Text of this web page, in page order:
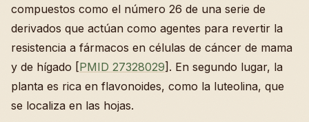
compuestos como el número 26 de una serie de
derivados que actúan como agentes para revertir la
resistencia a fármacos en células de cáncer de mama
y de hígado [PMID 27328029]. En segundo lugar, la
planta es rica en flavonoides, como la luteolina, que
se localiza en las hojas.